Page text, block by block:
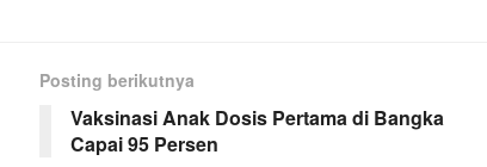
Posting berikutnya
Vaksinasi Anak Dosis Pertama di Bangka
Capai 95 Persen